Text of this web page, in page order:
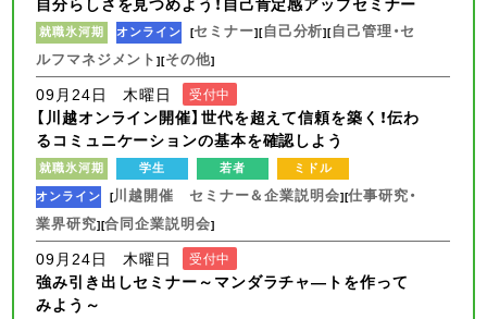
就職氷河期 オンライン [セミナー][自己分析][自己管理・セ
ルフマネジメント][その他]
09月24日 木曜日 受付中
【川越オンライン開催】世代を超えて信頼を築く！伝わ
るコミュニケーションの基本を確認しよう
就職氷河期 学生 若者
ミドル
オンライン [川越開催 セミナー＆企業説明会][仕事研究・
業界研究][合同企業説明会]
09月24日 木曜日 受付中
強み引き出しセミナー～マンダラチャ―トを作って
みよう～